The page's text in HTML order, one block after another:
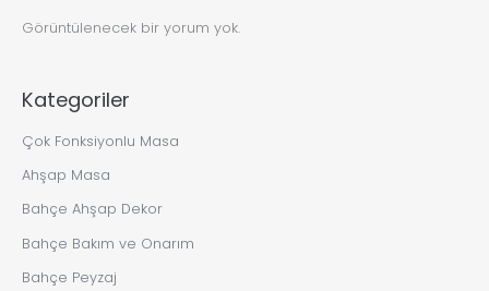
Görüntülenecek bir yorum yok.
Kategoriler
Çok Fonksiyonlu Masa
Ahşap Masa
Bahçe Ahşap Dekor
Bahçe Bakım ve Onarım
Bahçe Peyzaj